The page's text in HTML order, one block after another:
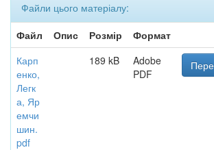
Файли цього матеріалу:
Файл
Опис Розмір
Формат
Карп
енко,
Легк
а, Яр
емчи
шин.
pdf
189 kB
Adobe
PDF